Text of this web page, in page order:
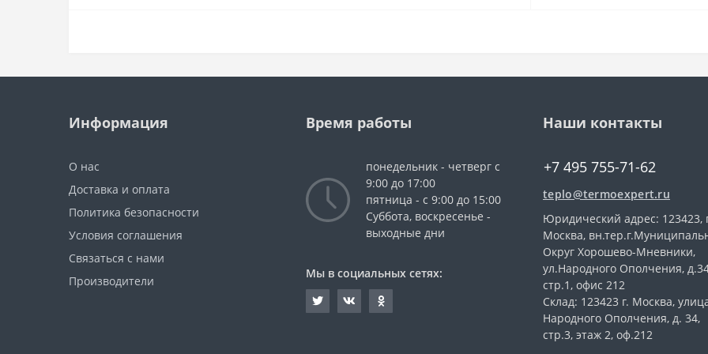
Информация
О нас
Доставка и оплата
Политика безопасности
Условия соглашения
Связаться с нами
Производители
Время работы
понедельник - четверг с
9:00 до 17:00
пятница - с 9:00 до 15:00
Суббота, воскресенье -
выходные дни
Мы в социальных сетях:
Наши контакты
+7 495 755-71-62
teplo@termoexpert.ru
Юридический адрес: 123423,
Москва,
Округ Хорошево-Мневники,
ул.Народного Ополчения,
стр.1, офис 212
Склад: 123423 г. Москва,
Народного Ополчения, д. 34,
стр.3, этаж 2, оф.212